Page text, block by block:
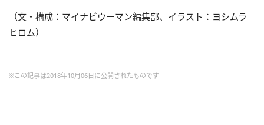
（文・構成：マイナビウーマン編集部、イラスト：ヨシムラ
ヒロム）
※この記事は2018年10月06日に公開されたものです